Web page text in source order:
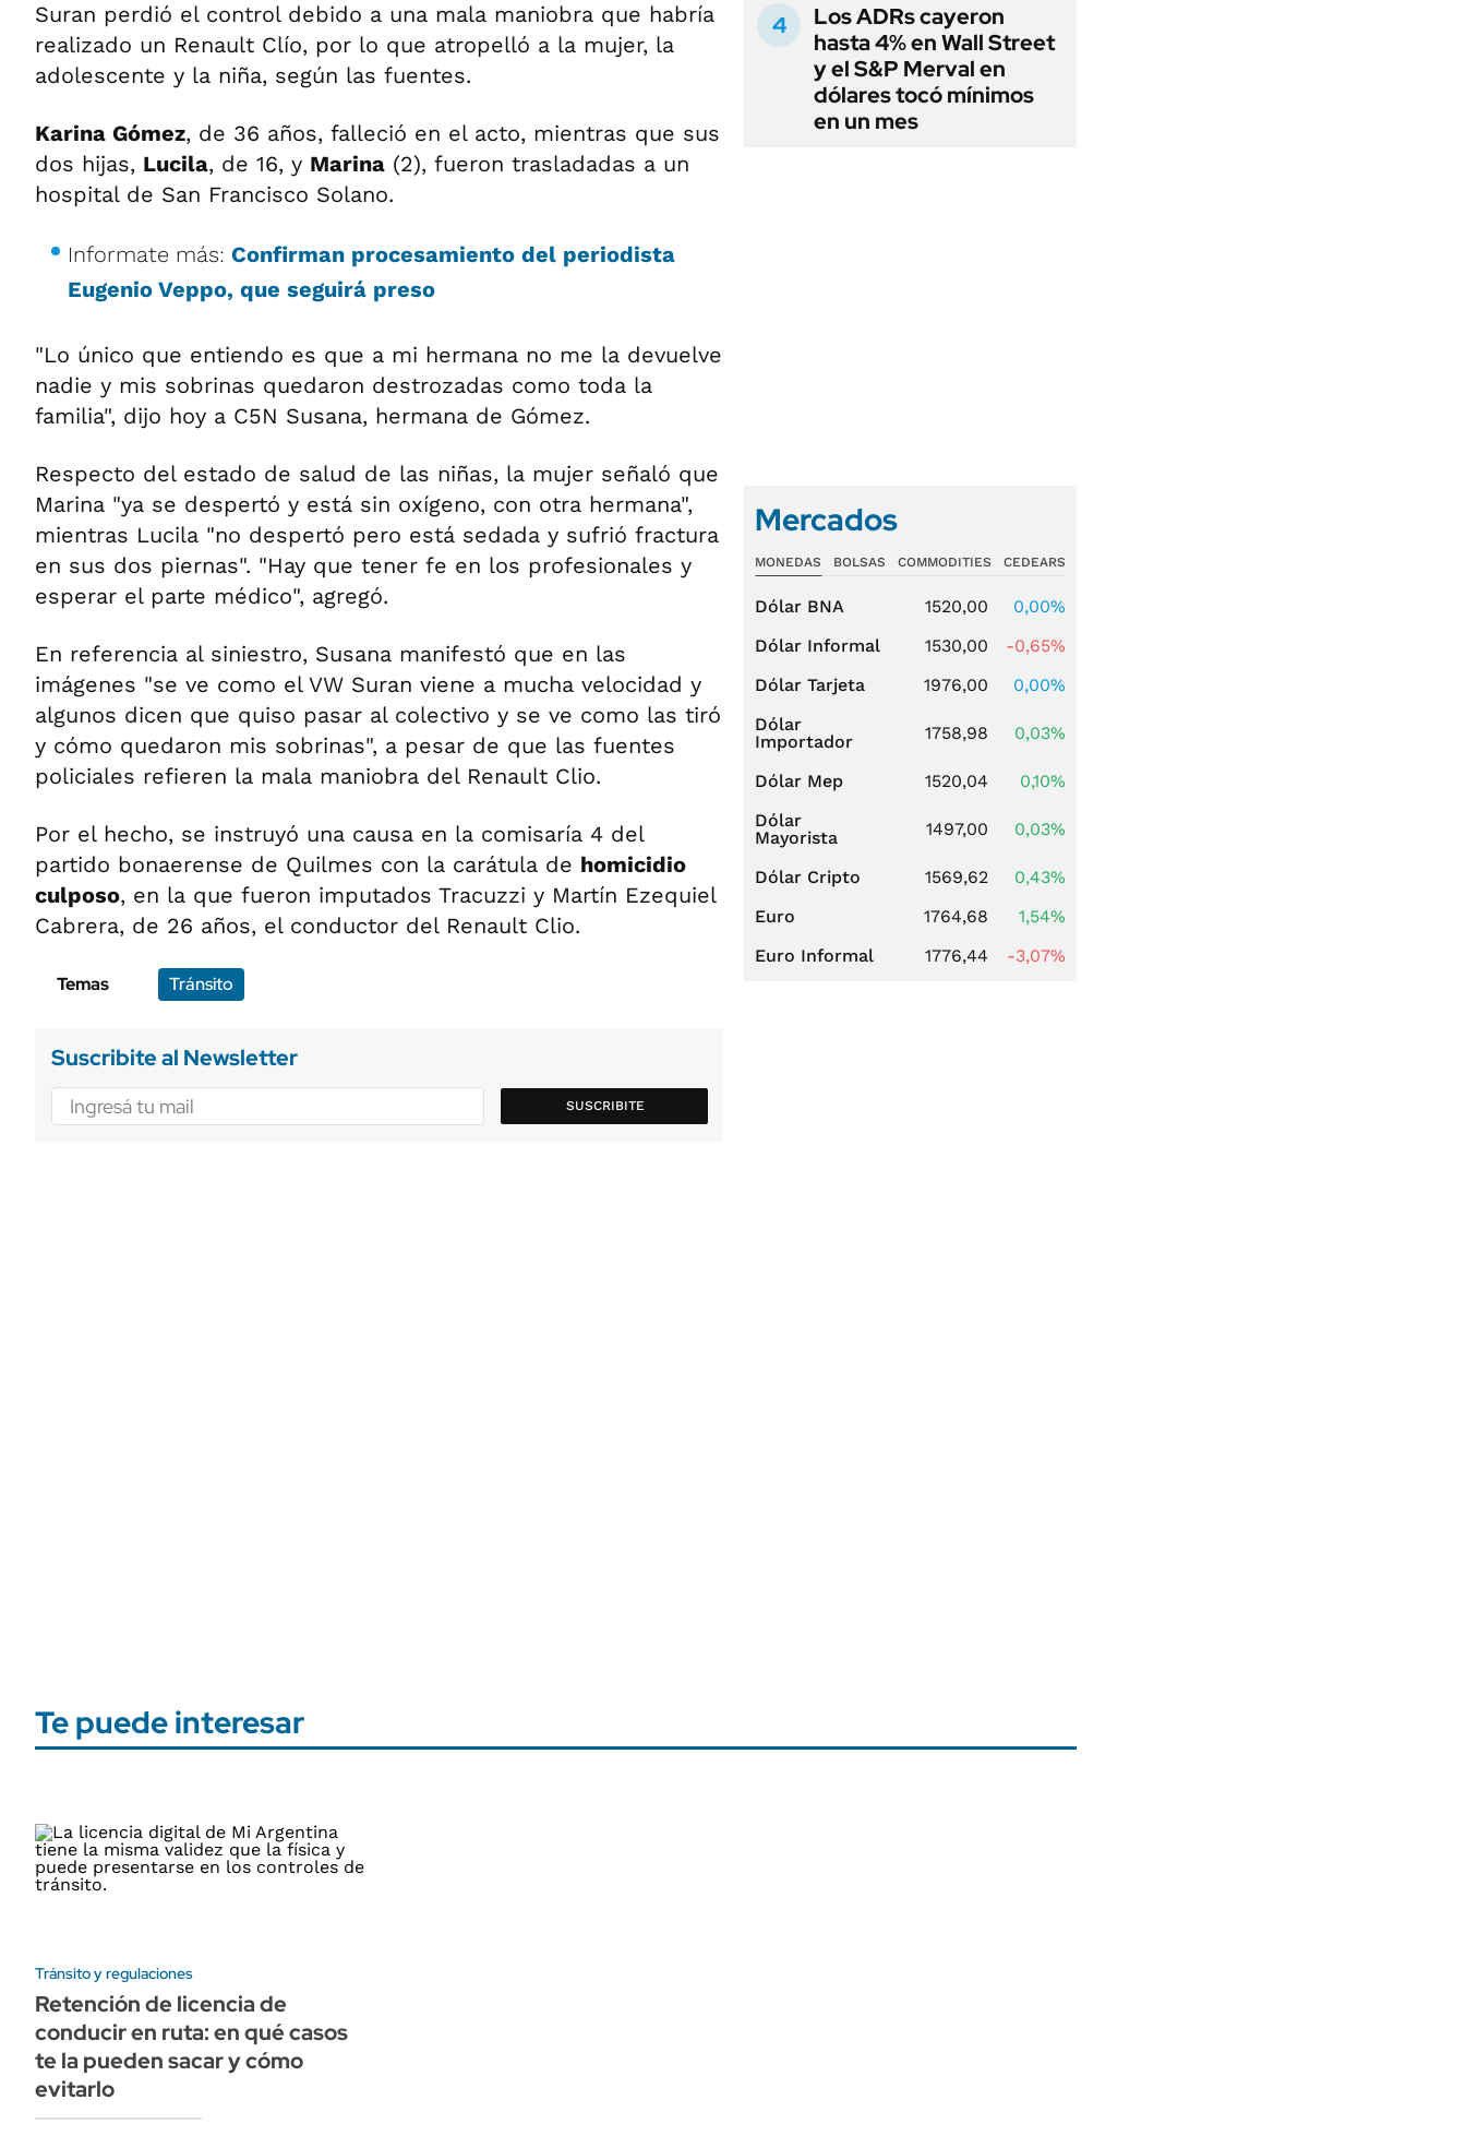
Suran perdió el control debido a una mala maniobra que habría
realizado un Renault Clío, por lo que atropelló a la mujer, la
adolescente y la niña, según las fuentes.
Karina Gómez, de 36 años, falleció en el acto, mientras que sus
dos hijas, Lucila, de 16, y Marina (2), fueron trasladadas a un
hospital de San Francisco Solano.
Informate más: Confirman procesamiento del periodista
Eugenio Veppo, que seguirá preso
"Lo único que entiendo es que a mi hermana no me la devuelve
nadie y mis sobrinas quedaron destrozadas como toda la
familia", dijo hoy a C5N Susana, hermana de Gómez.
Respecto del estado de salud de las niñas, la mujer señaló que
Marina "ya se despertó y está sin oxígeno, con otra hermana",
mientras Lucila "no despertó pero está sedada y sufrió fractura
en sus dos piernas". "Hay que tener fe en los profesionales y
esperar el parte médico", agregó.
En referencia al siniestro, Susana manifestó que en las
imágenes "se ve como el VW Suran viene a mucha velocidad y
algunos dicen que quiso pasar al colectivo y se ve como las tiró
y cómo quedaron mis sobrinas", a pesar de que las fuentes
policiales refieren la mala maniobra del Renault Clio.
Por el hecho, se instruyó una causa en la comisaría 4 del
partido bonaerense de Quilmes con la carátula de homicidio
culposo, en la que fueron imputados Tracuzzi y Martín Ezequiel
Cabrera, de 26 años, el conductor del Renault Clio.
Temas Tránsito
Suscribite al Newsletter
SUSCRIBITE
Los ADRs cayeron
hasta 4% en Wall Street
y el S&P Merval en
dólares tocó mínimos
en un mes
Mercados
MONEDAS BOLSAS COMMODITIES CEDEARS
Dólar BNA 1520,00
0,00%
Dólar Informal
1530,00
-0,65%
Dólar Tarjeta
1976,00
0,00%
Dólar
Importador
1758,98 0,03%
Dólar Mep 1520,04
0,10%
Dólar
Mayorista
1497,00 0,03%
Dólar Cripto 1569,62
0,43%
Euro
1764,68
1,54%
Euro Informal
1776,44 -3,07%
Te puede interesar
Tránsito y regulaciones
Retención de licencia de
conducir en ruta: en qué casos
te la pueden sacar y cómo
evitarlo